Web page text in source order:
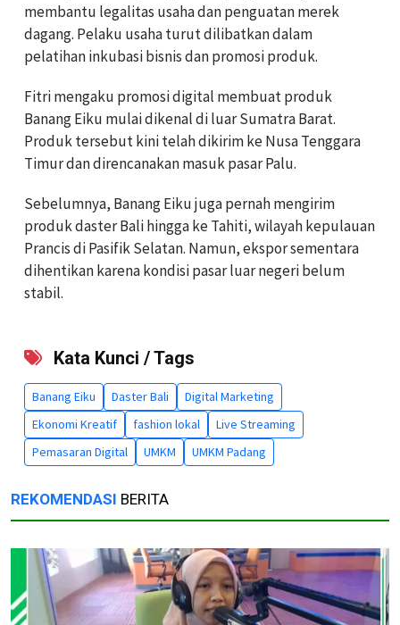
membantu legalitas usaha dan penguatan merek
dagang. Pelaku usaha turut dilibatkan dalam
pelatihan inkubasi bisnis dan promosi produk.
Fitri mengaku promosi digital membuat produk
Banang Eiku mulai dikenal di luar Sumatra Barat.
Produk tersebut kini telah dikirim ke Nusa Tenggara
Timur dan direncanakan masuk pasar Palu.
Sebelumnya, Banang Eiku juga pernah mengirim
produk daster Bali hingga ke Tahiti, wilayah kepulauan
Prancis di Pasifik Selatan. Namun, ekspor sementara
dihentikan karena kondisi pasar luar negeri belum
stabil.
Kata Kunci / Tags
Banang Eiku Daster Bali
Digital Marketing
Ekonomi Kreatif
fashion lokal
Live Streaming
Pemasaran Digital
UMKM UMKM Padang
REKOMENDASI BERITA